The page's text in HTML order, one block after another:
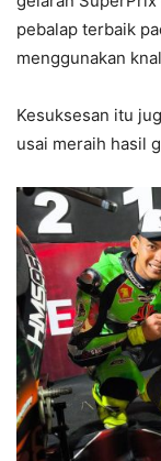
pebalap terbaik
menggunakan
Kesuksesan itu
usai meraih hasil